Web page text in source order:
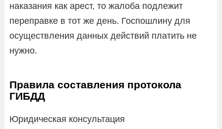
наказания как арест, то жалоба подлежит
переправке в тот же день. Госпошлину для
осуществления данных действий платить не
нужно.
Правила составления протокола
ГИБДД
Юридическая консультация